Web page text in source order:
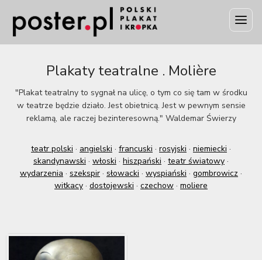
Plakaty teatralne . Molière
"Plakat teatralny to sygnał na ulicę, o tym co się tam w środku
w teatrze będzie działo. Jest obietnicą. Jest w pewnym sensie
reklamą, ale raczej bezinteresowną." Waldemar Świerzy
teatr polski · angielski · francuski · rosyjski · niemiecki ·
skandynawski · włoski · hiszpański · teatr światowy ·
wydarzenia · szekspir · słowacki · wyspiański · gombrowicz ·
witkacy · dostojewski · czechow · moliere